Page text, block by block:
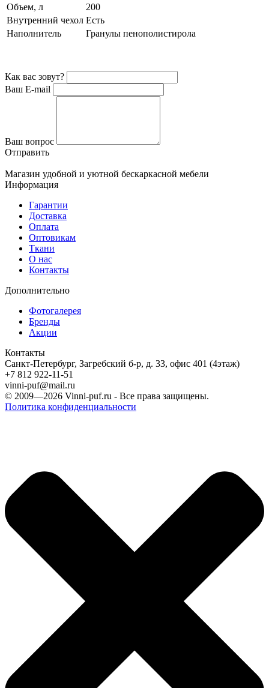
Объем, л
200
Внутренний чехол Есть
Наполнитель
Гранулы пенополистирола
Как вас зовут?
Ваш E-mail
Ваш вопрос
Отправить
Магазин удобной и уютной бескаркасной мебели
Информация
Гарантии
Доставка
Оплата
Оптовикам
Ткани
О нас
Контакты
Дополнительно
Фотогалерея
Бренды
Акции
Контакты
Санкт-Петербург, Загребский б-р, д. 33, офис 401 (4этаж)
+7 812 922-11-51
vinni-puf@mail.ru
© 2009—2026 Vinni-puf.ru - Все права защищены.
Политика конфиденциальности